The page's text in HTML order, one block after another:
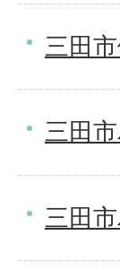
三田
三田
三田